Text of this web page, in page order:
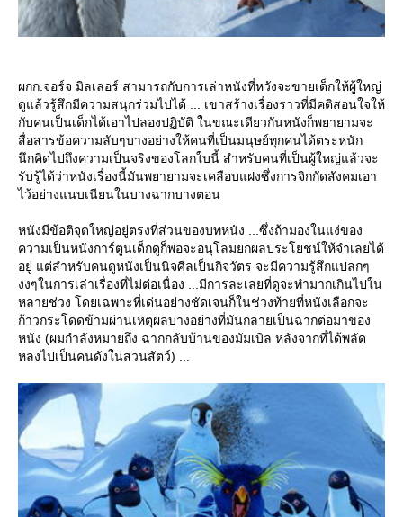
ผกก.จอร์จ มิลเลอร์ สามารถกับการเล่าหนังที่หวังจะขายเด็กให้ผู้ใหญ่
ดูแล้วรู้สึกมีความสนุกร่วมไปได้ ... เขาสร้างเรื่องราวที่มีคติสอนใจให้
กับคนเป็นเด็กได้เอาไปลองปฏิบัติ ในขณะเดียวกันหนังก็พยายามจะ
สื่อสารข้อความลับๆบางอย่างให้คนที่เป็นมนุษย์ทุกคนได้ตระหนัก
นึกคิดไปถึงความเป็นจริงของโลกใบนี้ สำหรับคนที่เป็นผู้ใหญ่แล้วจะ
รับรู้ได้ว่าหนังเรื่องนี้มันพยายามจะเคลือบแฝงซึ่งการจิกกัดสังคมเอา
ไว้อย่างแนบเนียนในบางฉากบางตอน
หนังมีข้อติจุดใหญ่อยู่ตรงที่ส่วนของบทหนัง ...ซึ่งถ้ามองในแง่ของ
ความเป็นหนังการ์ตูนเด็กดูก็พอจะอนุโลมยกผลประโยชน์ให้จำเลยได้
อยู่ แต่สำหรับคนดูหนังเป็นนิจศีลเป็นกิจวัตร จะมีความรู้สึกแปลกๆ
งงๆในการเล่าเรื่องที่ไม่ต่อเนื่อง ...มีการละเลยที่ดูจะทำมากเกินไปใน
หลายช่วง โดยเฉพาะที่เด่นอย่างชัดเจนก็ในช่วงท้ายที่หนังเลือกจะ
ก้าวกระโดดข้ามผ่านเหตุผลบางอย่างที่มันกลายเป็นฉากต่อมาของ
หนัง (ผมกำลังหมายถึง ฉากกลับบ้านของมัมเบิล หลังจากที่ได้พลัด
หลงไปเป็นคนดังในสวนสัตว์) ...